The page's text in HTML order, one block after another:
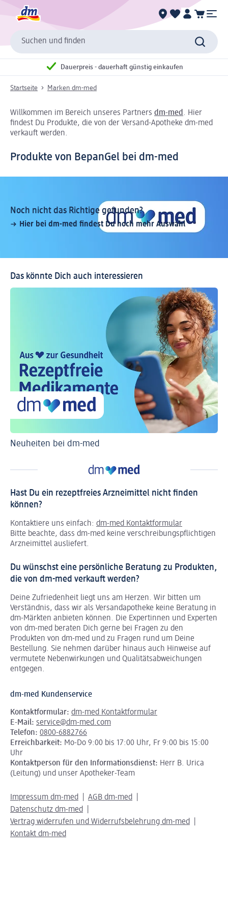
Suchen und finden
Dauerpreis - dauerhaft günstig einkaufen
Startseite Marken dm-med
Willkommen im Bereich unseres Partners dm-med . Hier
findest Du Produkte, die von der Versand-Apotheke dm-med
verkauft werden.
Produkte von BepanGel bei dm-med
Noch nicht das Richtige gefunden?
Hier bei dm-med findest Du noch mehr Auswahl
Das könnte Dich auch interessieren
Neuheiten bei dm-med
Hast Du ein rezeptfreies Arzneimittel nicht finden
können?
Kontaktiere uns einfach: dm-med Kontaktformular
Bitte beachte, dass dm-med keine verschreibungspflichtigen
Arzneimittel ausliefert.
Du wünschst eine persönliche Beratung zu Produkten,
die von dm-med verkauft werden?
Deine Zufriedenheit liegt uns am Herzen. Wir bitten um
Verständnis, dass wir als Versandapotheke keine Beratung in
dm-Märkten anbieten können. Die Expertinnen und Experten
von dm-med beraten Dich gerne bei Fragen zu den
Produkten von dm-med und zu Fragen rund um Deine
Bestellung. Sie nehmen darüber hinaus auch Hinweise auf
vermutete Nebenwirkungen und Qualitätsabweichungen
entgegen.
dm-med Kundenservice
Kontaktformular: dm-med Kontaktformular
E-Mail: service@dm-med.com
Telefon: 0800-6882766
Erreichbarkeit: Mo-Do 9:00 bis 17:00 Uhr, Fr 9:00 bis 15:00
Uhr
Kontaktperson für den Informationsdienst: Herr B. Urica
(Leitung) und unser Apotheker-Team
Impressum dm-med
AGB dm-med
Datenschutz dm-med
Vertrag widerrufen und Widerrufsbelehrung dm-med
Kontakt dm-med